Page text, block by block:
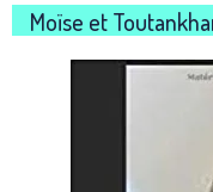
Moïse et